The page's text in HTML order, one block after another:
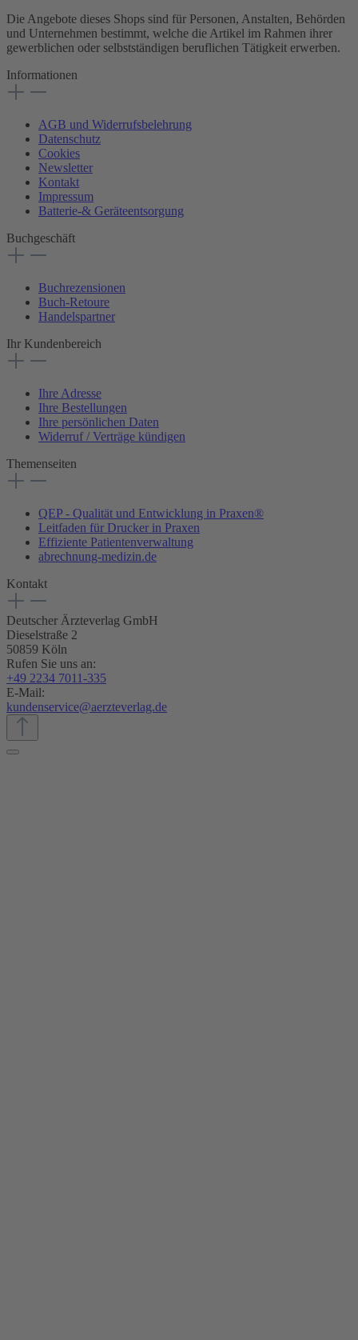
Die Angebote dieses Shops sind für Personen, Anstalten, Behörden
und Unternehmen bestimmt, welche die Artikel im Rahmen ihrer
gewerblichen oder selbstständigen beruflichen Tätigkeit erwerben.
Informationen
AGB und Widerrufsbelehrung
Datenschutz
Cookies
Newsletter
Kontakt
Impressum
Batterie-& Geräteentsorgung
Buchgeschäft
Buchrezensionen
Buch-Retoure
Handelspartner
Ihr Kundenbereich
Ihre Adresse
Ihre Bestellungen
Ihre persönlichen Daten
Widerruf / Verträge kündigen
Themenseiten
QEP - Qualität und Entwicklung in Praxen®
Leitfaden für Drucker in Praxen
Effiziente Patientenverwaltung
abrechnung-medizin.de
Kontakt
Deutscher Ärzteverlag GmbH
Dieselstraße 2
50859 Köln
Rufen Sie uns an:
+49 2234 7011-335
E-Mail:
kundenservice@aerzteverlag.de